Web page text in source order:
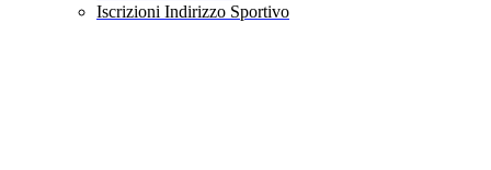
Iscrizioni Indirizzo Sportivo